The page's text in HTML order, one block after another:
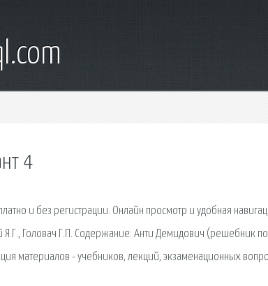
4
и без регистрации. Онлайн просмотр и удобная
Головач Г.П. Содержание: Анти Демидович (решебник
материалов - учебников, лекций, экзаменационных